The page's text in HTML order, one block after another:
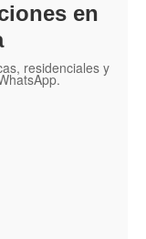
en
residenciales y